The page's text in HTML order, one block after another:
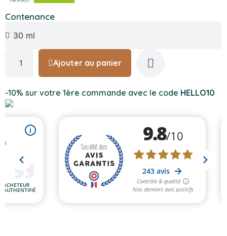
Contenance
Ajouter au panier
-10% sur votre 1ère commande avec le code HELLO10